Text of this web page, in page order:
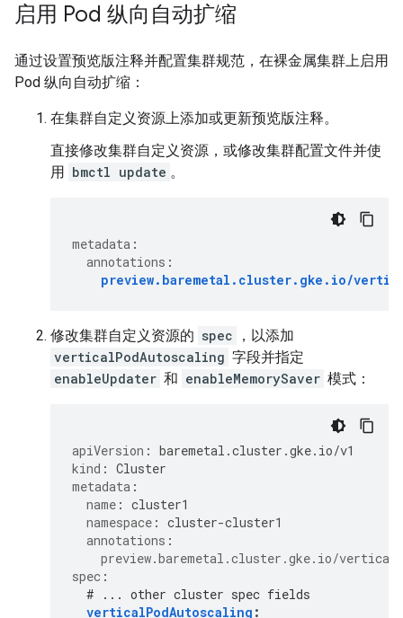
启用 Pod 纵向自动扩缩
通过设置预览版注释并配置集群规范，在裸金属集群上启用
Pod 纵向自动扩缩：
在集群自定义资源上添加或更新预览版注释。
直接修改集群自定义资源，或修改集群配置文件并使
用 bmctl update 。
metadata :
annotations :
preview.baremetal.cluster.gke.io/
修改集群自定义资源的 spec
，以添加
verticalPodAutoscaling 字段并指定
enableUpdater 和 enableMemorySaver 模式：
apiVersion : baremetal.cluster.gke.io/v1
kind : Cluster
metadata :
name : cluster1
namespace : cluster-cluster1
annotations :
preview.baremetal.cluster.gke.io/vertical-
spec :
# ... other cluster spec fields
verticalPodAutoscaling :